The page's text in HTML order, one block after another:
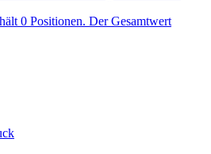
0 Positionen. Der Gesamtwert